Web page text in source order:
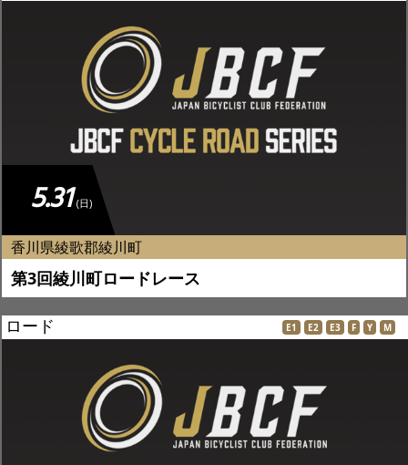
5.31 (日)
香川県綾歌郡綾川町
第3回綾川町ロードレース
ロード E1 E2 E3 F Y M